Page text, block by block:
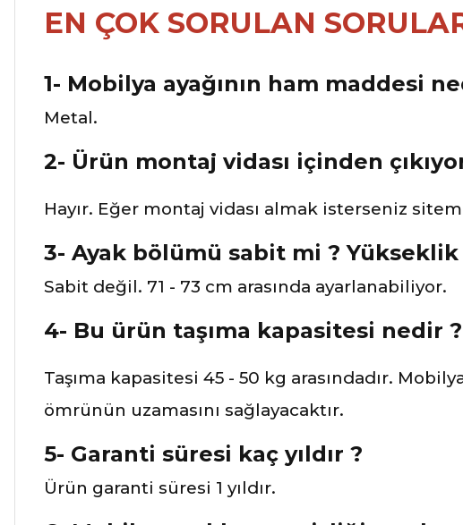
EN ÇOK SORULAN
1- Mobilya ayağının ham maddesi
Metal.
2- Ürün montaj vidası içinden
Hayır. Eğer montaj vidası almak isterseniz
3- Ayak bölümü sabit mi ? Yükseklik
Sabit değil. 71 - 73 cm arasında ayarlanabiliyor.
4- Bu ürün taşıma kapasitesi nedir ?
Taşıma kapasitesi 45 - 50 kg arasındadır.
ömrünün uzamasını sağlayacaktır.
5- Garanti süresi kaç yıldır ?
Ürün garanti süresi 1 yıldır.